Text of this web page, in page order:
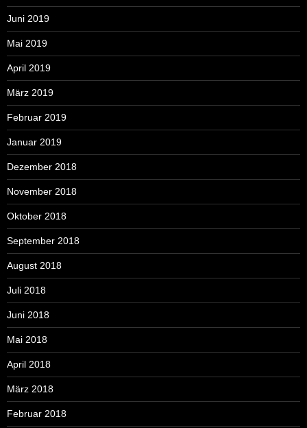
Juni 2019
Mai 2019
April 2019
März 2019
Februar 2019
Januar 2019
Dezember 2018
November 2018
Oktober 2018
September 2018
August 2018
Juli 2018
Juni 2018
Mai 2018
April 2018
März 2018
Februar 2018